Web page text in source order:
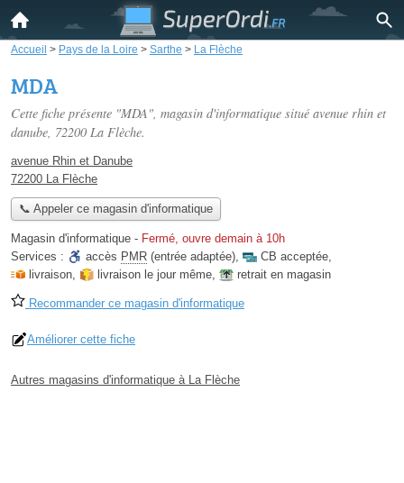
Accueil > Pays de la Loire > Sarthe > La Flèche
MDA
Cette fiche présente "MDA", magasin d'informatique situé avenue rhin et
danube, 72200 La Flèche.
avenue Rhin et Danube
72200 La Flèche
📞 Appeler ce magasin d'informatique
Magasin d'informatique - Fermé, ouvre demain à 10h
Services :
accès PMR (entrée adaptée), CB acceptée,
livraison, livraison le jour même, retrait en magasin
Recommander ce magasin d'informatique
Améliorer cette fiche
Autres magasins d'informatique à La Flèche